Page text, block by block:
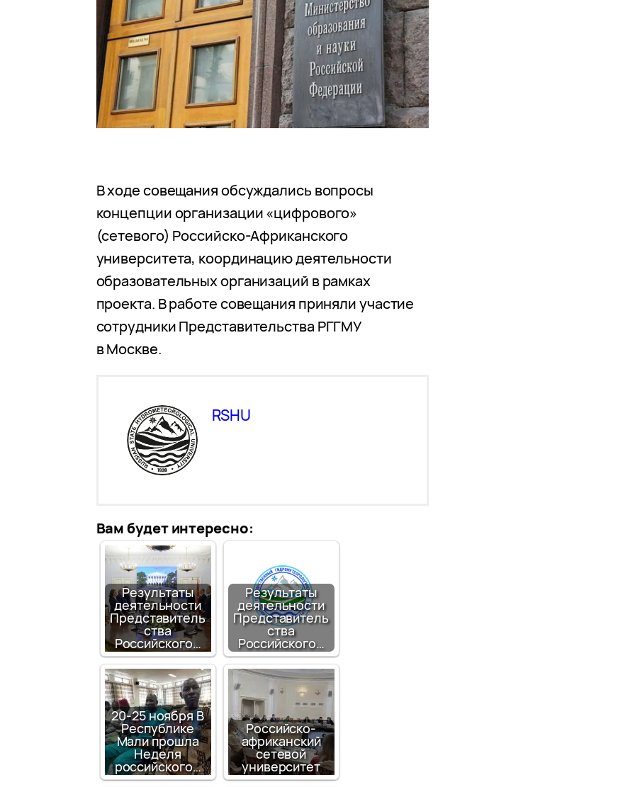
В ходе совещания обсуждались вопросы
концепции организации «цифрового»
(сетевого) Российско-Африканского
университета, координацию деятельности
образовательных организаций в рамках
проекта. В работе совещания приняли участие
сотрудники Представительства РГГМУ
в Москве.
RSHU
Вам будет интересно:
Результаты
деятельности
Представитель
ства
Российского…
Результаты
деятельности
Представитель
ства
Российского…
20-25 ноября В
Республике
Мали прошла
Неделя
российского…
Российско-
африканский
сетевой
университет